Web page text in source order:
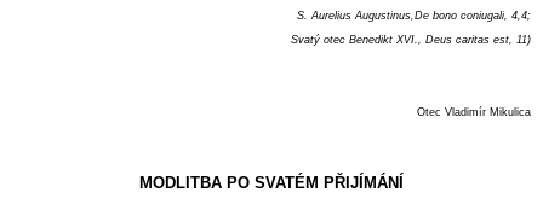
S. Aurelius Augustinus,De bono coniugali, 4,4;
Svatý otec Benedikt XVI., Deus caritas est, 11)
Otec Vladimír Mikulica
MODLITBA PO SVATÉM PŘIJÍMÁNÍ